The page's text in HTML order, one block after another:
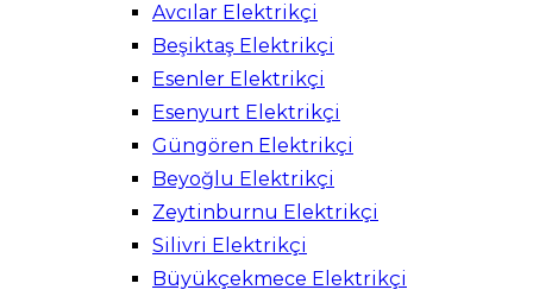
Avcılar Elektrikçi
Beşiktaş Elektrikçi
Esenler Elektrikçi
Esenyurt Elektrikçi
Güngören Elektrikçi
Beyoğlu Elektrikçi
Zeytinburnu Elektrikçi
Silivri Elektrikçi
Büyükçekmece Elektrikçi